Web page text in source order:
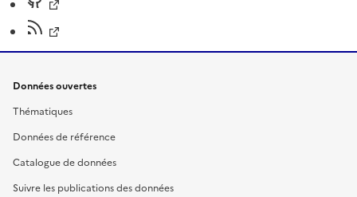
Données ouvertes
Thématiques
Données de référence
Catalogue de données
Suivre les publications des données